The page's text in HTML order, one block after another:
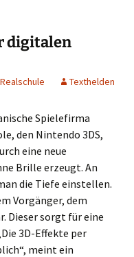
digitalen
Texthelden
Spielefirma
den Nintendo 3DS,
eine neue
Brille erzeugt. An
die Tiefe einstellen.
Vorgänger, dem
Dieser sorgt für eine
3D-Effekte per
meint ein